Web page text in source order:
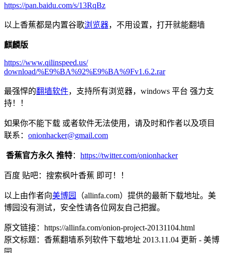
https://pan.baidu.com/s/13RqBz
以上香蕉都是内置谷歌浏览器，不用设置，打开就能翻墙
麒麟版
https://www.qilinspeed.us/
download/%E9%BA%92%E9%BA%9Fv1.6.2.rar
最强悍的翻墙软件，支持所有浏览器，windows 平台 强力支
持！！
如果你不能下载 或者软件无法使用，请及时和作者以及项目
联系： onionhacker@gmail.com
香蕉官方永久 推特： https://twitter.com/onionhacker
百度 贴吧：搜索枫叶香蕉 即可！！
以上由作者向美博园
（allinfa.com）提供的最新下载地址。美
博园没有测试，安全性请各位网友自己把握。
原文链接：https://allinfa.com/onion-project-20131104.html
原文标题：香蕉翻墙系列软件下载地址 2013.11.04 更新 - 美博